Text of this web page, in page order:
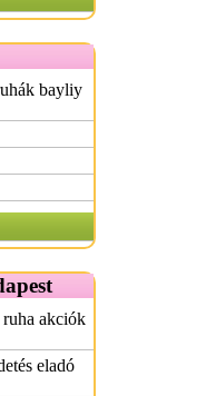
bayliy
akciók
eladó